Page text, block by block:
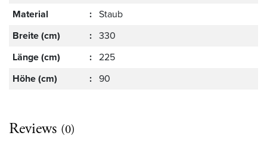
Material
: Staub
Breite (cm)
: 330
Länge (cm)
: 225
Höhe (cm)
: 90
Reviews (0)